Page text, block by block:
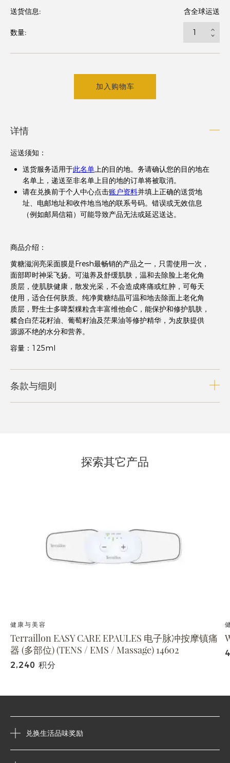
送货信息:
含全球运送
数量:
加入购物车
详情
运送须知 ：
送货服务适用于此名单上的目的地。务请确认您的目的地在
名单上，递送至非名单上目的地的订单将被取消。
请在兑换前于个人中心点击账户资料并填上正确的送货地
址、电邮地址和收件地当地的联系号码。错误或无效信息
（例如邮局信箱）可能导致产品无法或延迟送达。
商品介绍：
黄糖滋润亮采面膜是Fresh最畅销的产品之一，只需使用一次，
面部即时神采飞扬。可滋养及舒缓肌肤，温和去除脸上老化角
质层，使肌肤健康，散发光采，不会造成疼痛或红肿，可每天
使用，适合任何肤质。纯净黄糖结晶可温和地去除面上老化角
质层，野生士多啤梨粿粒含丰富维他命C，能保护和修护肌肤，
糅合白茫花籽油、葡萄籽油及茫果油等修护精华，为皮肤提供
源源不绝的水分和营养。
容量：125ml
条款与细则
探索其它产品
健康与美容
Terraillon EASY CARE EPAULES 电子脉冲按摩镇痛
器 (多部位) (TENS / EMS / Massage) 14602
2,240 积分
兑换生活品味奖励